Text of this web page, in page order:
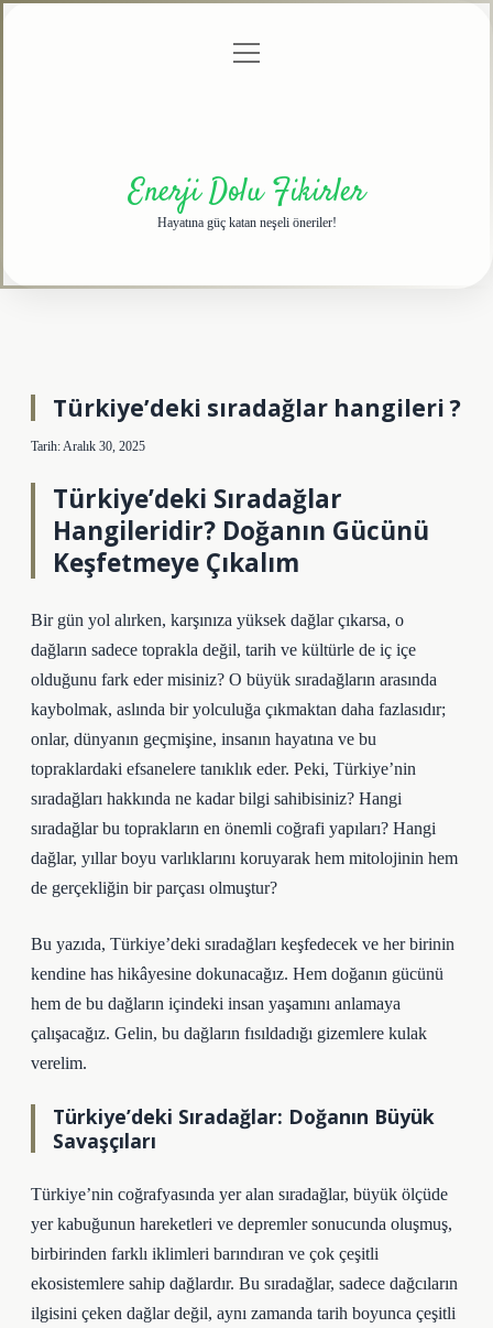
menüyü
Enerji Dolu Fikirler
Hayatına güç katan neşeli öneriler!
Türkiye’deki sıradağlar hangileri ?
Tarih: Aralık 30, 2025
Türkiye’deki Sıradağlar
Hangileridir? Doğanın Gücünü
Keşfetmeye Çıkalım
Bir gün yol alırken, karşınıza yüksek dağlar çıkarsa, o
dağların sadece toprakla değil, tarih ve kültürle de iç içe
olduğunu fark eder misiniz? O büyük sıradağların arasında
kaybolmak, aslında bir yolculuğa çıkmaktan daha fazlasıdır;
onlar, dünyanın geçmişine, insanın hayatına ve bu
topraklardaki efsanelere tanıklık eder. Peki, Türkiye’nin
sıradağları hakkında ne kadar bilgi sahibisiniz? Hangi
sıradağlar bu toprakların en önemli coğrafi yapıları? Hangi
dağlar, yıllar boyu varlıklarını koruyarak hem mitolojinin hem
de gerçekliğin bir parçası olmuştur?
Bu yazıda, Türkiye’deki sıradağları keşfedecek ve her birinin
kendine has hikâyesine dokunacağız. Hem doğanın gücünü
hem de bu dağların içindeki insan yaşamını anlamaya
çalışacağız. Gelin, bu dağların fısıldadığı gizemlere kulak
verelim.
Türkiye’deki Sıradağlar: Doğanın Büyük
Savaşçıları
Türkiye’nin coğrafyasında yer alan sıradağlar, büyük ölçüde
yer kabuğunun hareketleri ve depremler sonucunda oluşmuş,
birbirinden farklı iklimleri barındıran ve çok çeşitli
ekosistemlere sahip dağlardır. Bu sıradağlar, sadece dağcıların
ilgisini çeken dağlar değil, aynı zamanda tarih boyunca çeşitli